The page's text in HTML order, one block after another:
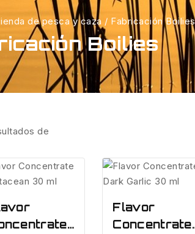
de pesca y caza / Fabricación Boilies
Boilies
de
Flavor
Concentrate